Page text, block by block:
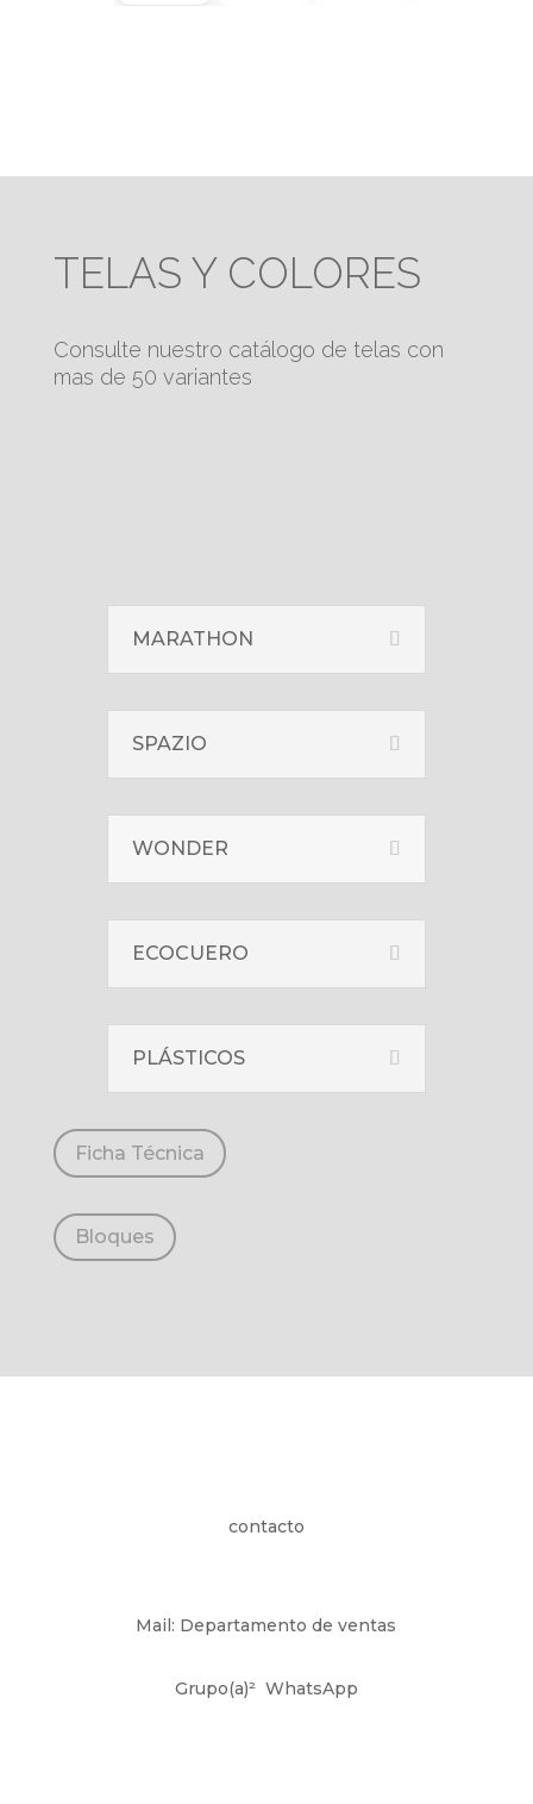
TELAS Y COLORES
Consulte nuestro catálogo de telas con
mas de 50 variantes
MARATHON
SPAZIO
WONDER
ECOCUERO
PLÁSTICOS
Ficha Técnica
Bloques
contacto
Mail: Departamento de ventas
Grupo(a)² WhatsApp